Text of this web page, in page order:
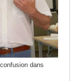
dans